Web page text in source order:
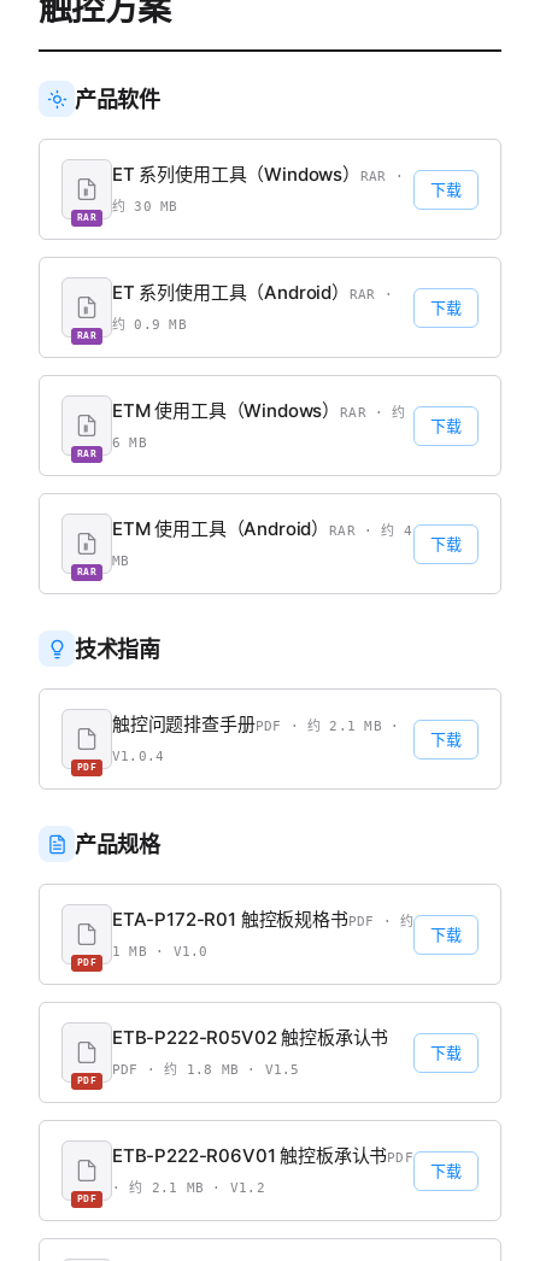
触控方案
产品软件
RAR
ET 系列使用工具（Windows）
RAR ·
约 30 MB
下载
RAR
ET 系列使用工具（Android）
RAR ·
约 0.9 MB
下载
RAR
ETM 使用工具（Windows）RAR · 约
6 MB
下载
RAR
ETM 使用工具（Android）RAR · 约 4
MB
下载
技术指南
PDF
触控问题排查手册PDF · 约 2.1 MB ·
V1.0.4
下载
产品规格
PDF
ETA-P172-R01 触控板规格书PDF · 约
1 MB · V1.0
下载
PDF
ETB-P222-R05V02 触控板承认书
PDF · 约 1.8 MB · V1.5
下载
PDF
ETB-P222-R06V01 触控板承认书PDF
· 约 2.1 MB · V1.2
下载